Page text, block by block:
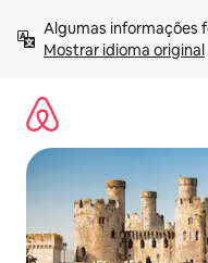
para
Mostrar idioma original